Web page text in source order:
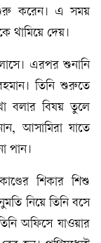
শুরু করেন। এ সময়
থামিয়ে দেয়।
এরপর শুনানি
তিনি শুরুতে
বলার বিষয় তুলে
আসামিরা যাতে
পান।
শিকার শিশু
নিয়ে তিনি বসে
অফিসে যাওয়ার